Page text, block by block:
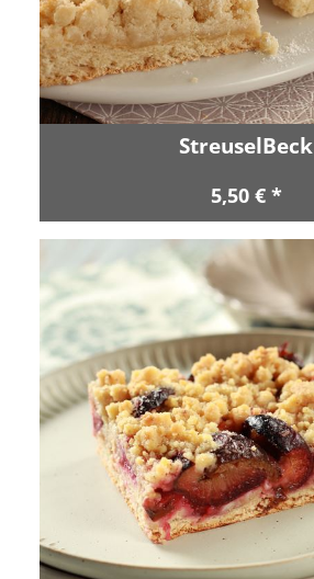
StreuselBeck
5,50 € *